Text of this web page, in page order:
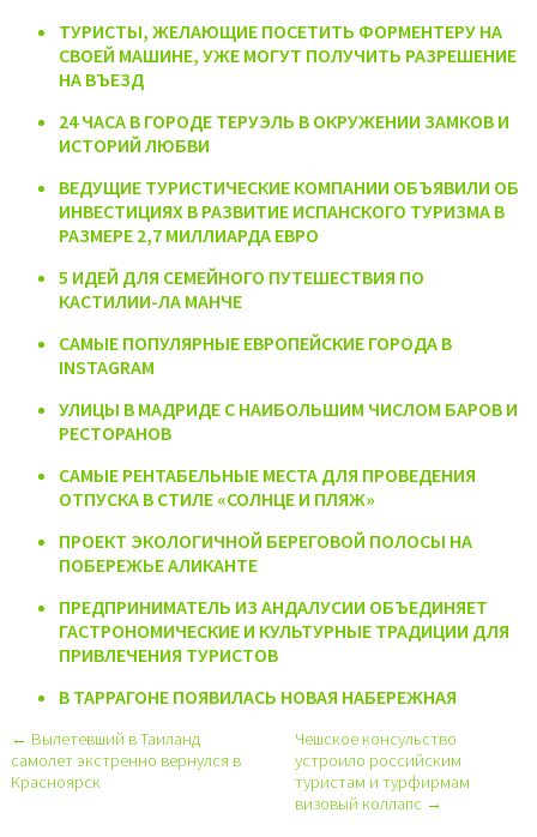
ТУРИСТЫ, ЖЕЛАЮЩИЕ ПОСЕТИТЬ ФОРМЕНТЕРУ НА
СВОЕЙ МАШИНЕ, УЖЕ МОГУТ ПОЛУЧИТЬ РАЗРЕШЕНИЕ
НА ВЪЕЗД
24 ЧАСА В ГОРОДЕ ТЕРУЭЛЬ В ОКРУЖЕНИИ ЗАМКОВ И
ИСТОРИЙ ЛЮБВИ
ВЕДУЩИЕ ТУРИСТИЧЕСКИЕ КОМПАНИИ ОБЪЯВИЛИ ОБ
ИНВЕСТИЦИЯХ В РАЗВИТИЕ ИСПАНСКОГО ТУРИЗМА В
РАЗМЕРЕ 2,7 МИЛЛИАРДА ЕВРО
5 ИДЕЙ ДЛЯ СЕМЕЙНОГО ПУТЕШЕСТВИЯ ПО
КАСТИЛИИ-ЛА МАНЧЕ
CАМЫЕ ПОПУЛЯРНЫЕ ЕВРОПЕЙСКИЕ ГОРОДА В
INSTAGRAM
УЛИЦЫ В МАДРИДЕ С НАИБОЛЬШИМ ЧИСЛОМ БАРОВ И
РЕСТОРАНОВ
САМЫЕ РЕНТАБЕЛЬНЫЕ МЕСТА ДЛЯ ПРОВЕДЕНИЯ
ОТПУСКА В СТИЛЕ «СОЛНЦЕ И ПЛЯЖ»
ПРОЕКТ ЭКОЛОГИЧНОЙ БЕРЕГОВОЙ ПОЛОСЫ НА
ПОБЕРЕЖЬЕ АЛИКАНТЕ
ПРЕДПРИНИМАТЕЛЬ ИЗ АНДАЛУСИИ ОБЪЕДИНЯЕТ
ГАСТРОНОМИЧЕСКИЕ И КУЛЬТУРНЫЕ ТРАДИЦИИ ДЛЯ
ПРИВЛЕЧЕНИЯ ТУРИСТОВ
В ТАРРАГОНЕ ПОЯВИЛАСЬ НОВАЯ НАБЕРЕЖНАЯ
← Вылетевший в Таиланд
самолет экстренно вернулся в
Красноярск
Чешское консульство
устроило российским
туристам и турфирмам
визовый коллапс →